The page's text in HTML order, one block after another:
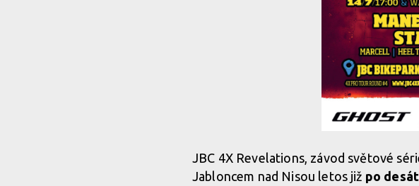
JBC 4X Revelations, závod světové
Jabloncem nad Nisou letos již po